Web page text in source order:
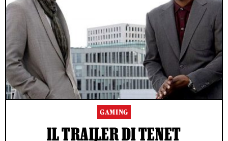
GAMING
IL TRAILER DI TENET